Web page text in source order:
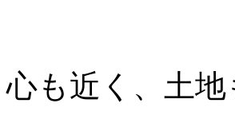
心も近く、土地